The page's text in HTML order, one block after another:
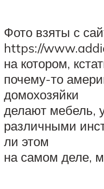
Фото взяты с
https://
на котором,
почему-то
домохозяйки
делают мебель,
различными
ли этом
на самом деле,